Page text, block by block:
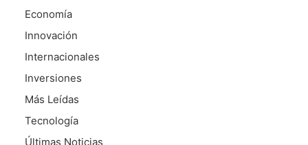
Economía
Innovación
Internacionales
Inversiones
Más Leídas
Tecnología
Últimas Noticias